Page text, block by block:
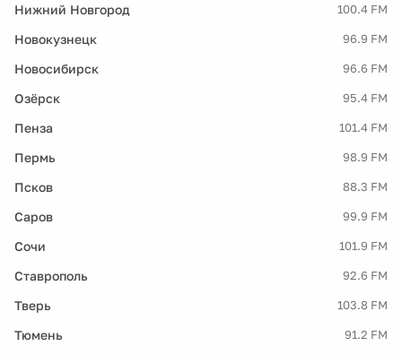
Нижний Новгород 100.4 FM
Новокузнецк 96.9 FM
Новосибирск 96.6 FM
Озёрск 95.4 FM
Пенза 101.4 FM
Пермь 98.9 FM
Псков 88.3 FM
Саров 99.9 FM
Сочи 101.9 FM
Ставрополь 92.6 FM
Тверь 103.8 FM
Тюмень 91.2 FM